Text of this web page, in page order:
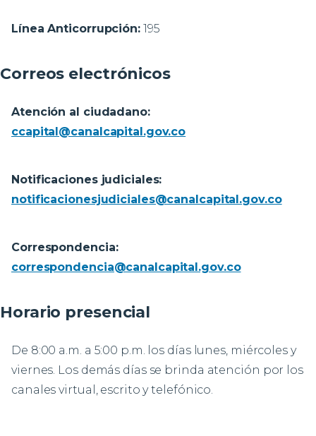
Línea Anticorrupción:195
Correos electrónicos
Atención al ciudadano:
ccapital@canalcapital.gov.co
Notificaciones judiciales:
notificacionesjudiciales@canalcapital.gov.co
Correspondencia:
correspondencia@canalcapital.gov.co
Horario presencial
De 8:00 a.m. a 5:00 p.m. los días lunes, miércoles y
viernes. Los demás días se brinda atención por los
canales virtual, escrito y telefónico.